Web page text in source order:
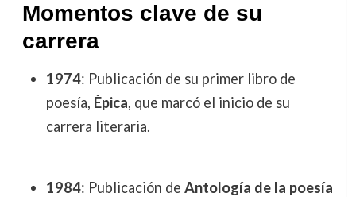
Momentos clave de su
carrera
1974: Publicación de su primer libro de
poesía, Épica, que marcó el inicio de su
carrera literaria.
1984: Publicación de Antología de la poesía